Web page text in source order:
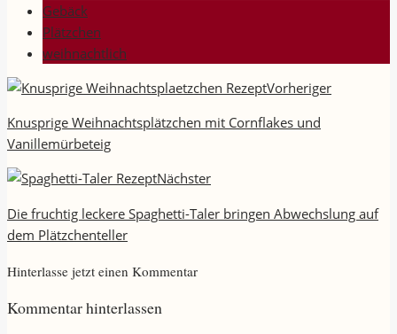
Gebäck
Plätzchen
weihnachtlich
Vorheriger
Knusprige Weihnachtsplätzchen mit Cornflakes und
Vanillemürbeteig
Nächster
Die fruchtig leckere Spaghetti-Taler bringen Abwechslung auf
dem Plätzchenteller
Hinterlasse jetzt einen Kommentar
Kommentar hinterlassen